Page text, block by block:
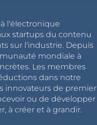
l'électronique
startups du contenu
sur l'industrie. Depuis
mondiale à
Les membres
dans notre
innovateurs de premier
ou de développer
à créer et à grandir.